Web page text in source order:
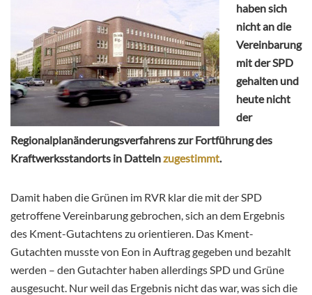
haben sich
nicht an die
Vereinbarung
mit der SPD
gehalten und
heute nicht
der
Regionalplanänderungsverfahrens zur Fortführung des
Kraftwerksstandorts in Dattelnzugestimmt.
Damit haben die Grünen im RVR klar die mit der SPD
getroffene Vereinbarung gebrochen, sich an dem Ergebnis
des Kment-Gutachtens zu orientieren. Das Kment-
Gutachten musste von Eon in Auftrag gegeben und bezahlt
werden – den Gutachter haben allerdings SPD und Grüne
ausgesucht. Nur weil das Ergebnis nicht das war, was sich die